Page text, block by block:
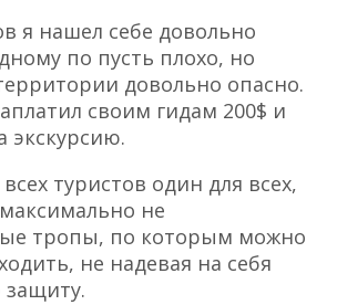
я нашел себе довольно
по пусть плохо, но
довольно опасно.
своим гидам 200$ и
экскурсию.
туристов один для всех,
не
тропы, по которым можно
не надевая на себя